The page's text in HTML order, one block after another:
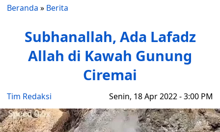
Beranda » Berita
Subhanallah, Ada Lafadz
Allah di Kawah Gunung
Ciremai
Tim Redaksi Senin, 18 Apr 2022 - 3:00 PM